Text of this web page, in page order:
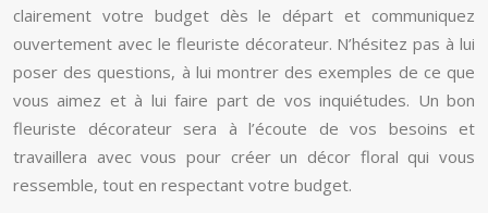
clairement votre budget dès le départ et communiquez
ouvertement avec le fleuriste décorateur. N’hésitez pas à lui
poser des questions, à lui montrer des exemples de ce que
vous aimez et à lui faire part de vos inquiétudes. Un bon
fleuriste décorateur sera à l’écoute de vos besoins et
travaillera avec vous pour créer un décor floral qui vous
ressemble, tout en respectant votre budget.